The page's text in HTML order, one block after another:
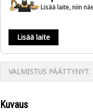
Lisää laite, niin
Lisää laite
VALMISTUS PÄÄTTYNYT.
Kuvaus